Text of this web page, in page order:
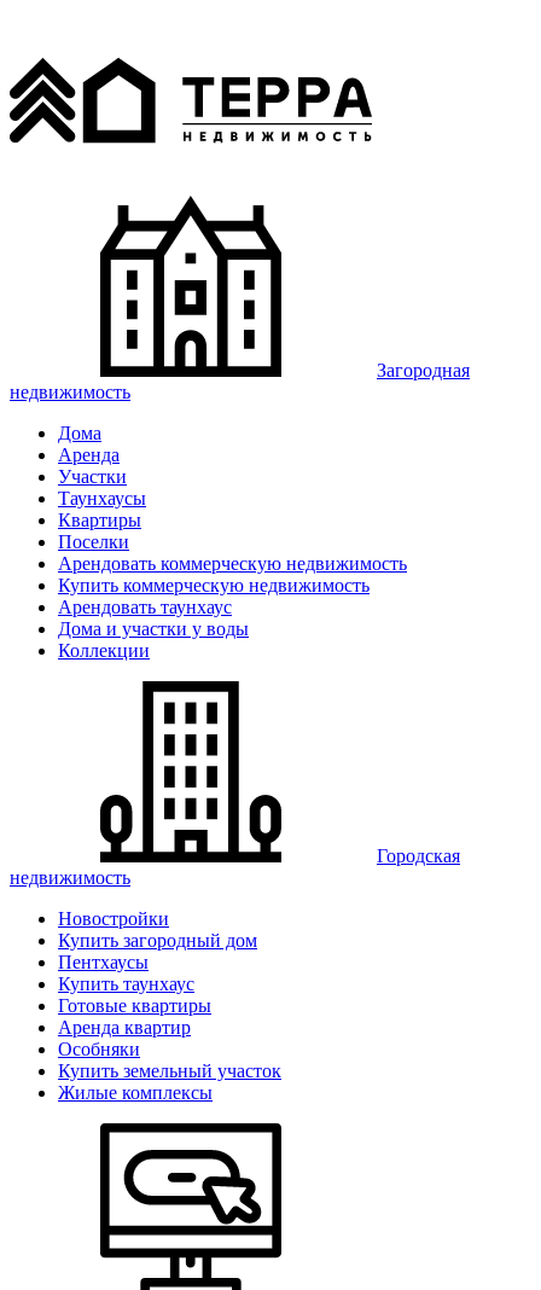
Загородная
недвижимость
Дома
Аренда
Участки
Таунхаусы
Квартиры
Поселки
Арендовать коммерческую недвижимость
Купить коммерческую недвижимость
Арендовать таунхаус
Дома и участки у воды
Коллекции
Городская
недвижимость
Новостройки
Купить загородный дом
Пентхаусы
Купить таунхаус
Готовые квартиры
Аренда квартир
Особняки
Купить земельный участок
Жилые комплексы